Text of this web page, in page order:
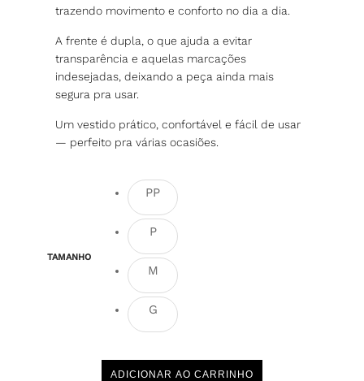
trazendo movimento e conforto no dia a dia.
A frente é dupla, o que ajuda a evitar
transparência e aquelas marcações
indesejadas, deixando a peça ainda mais
segura pra usar.
Um vestido prático, confortável e fácil de usar
— perfeito pra várias ocasiões.
TAMANHO
PP
P
M
G
ADICIONAR AO CARRINHO